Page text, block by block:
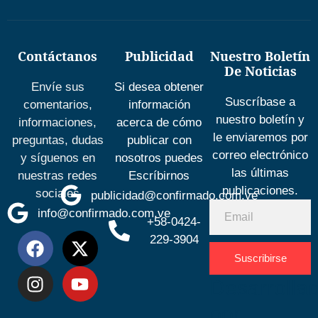
Contáctanos
Envíe sus
comentarios,
informaciones,
preguntas, dudas
y síguenos en
nuestras redes
sociales
info@confirmado.com.ve
Publicidad
Si desea obtener
información
acerca de cómo
publicar con
nosotros puedes
Escríbirnos
publicidad@confirmado.com.ve
+58-0424-
229-3904
Nuestro Boletín
De Noticias
Suscríbase a
nuestro boletín y
le enviaremos por
correo electrónico
las últimas
publicaciones.
Suscribirse